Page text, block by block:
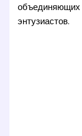
объединяющих
энтузиастов.